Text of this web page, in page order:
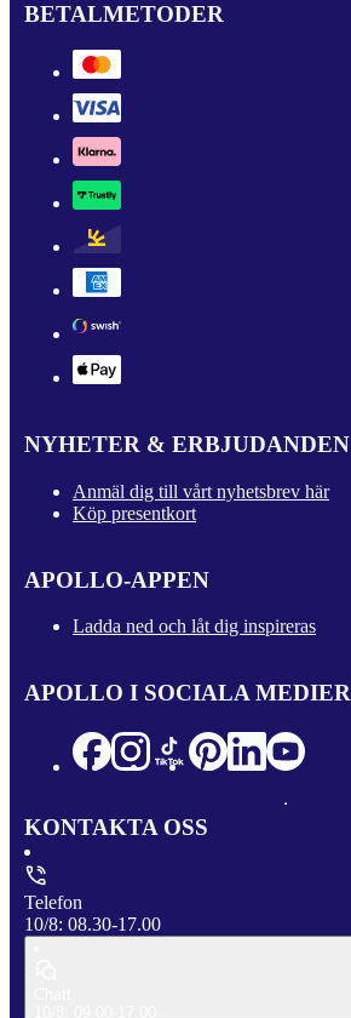
BETALMETODER
NYHETER & ERBJUDANDEN
Anmäl dig till vårt nyhetsbrev här
Köp presentkort
APOLLO-APPEN
Ladda ned och låt dig inspireras
APOLLO I SOCIALA MEDIER
KONTAKTA OSS
Telefon
10/8: 08.30-17.00